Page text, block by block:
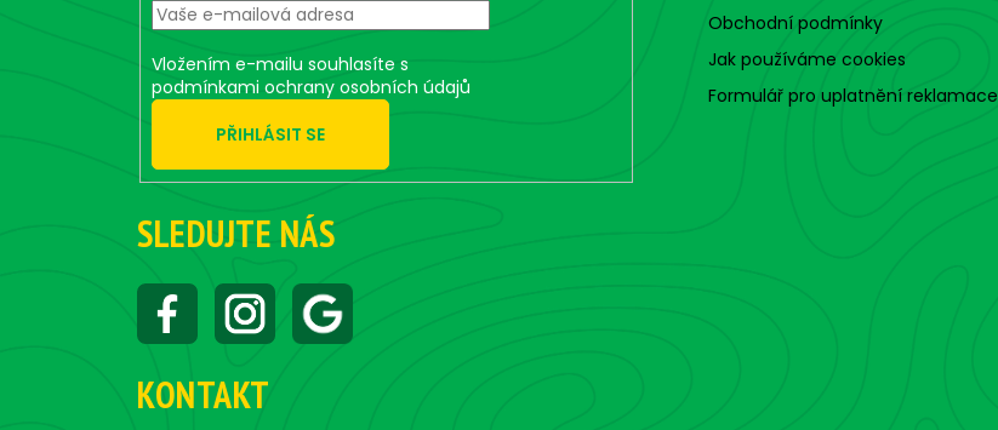
Vložením e-mailu souhlasíte s
podmínkami ochrany osobních údajů
PŘIHLÁSIT SE
SLEDUJTE NÁS
KONTAKT
Obchodní podmínky
Jak používáme cookies
Formulář pro uplatnění reklamace